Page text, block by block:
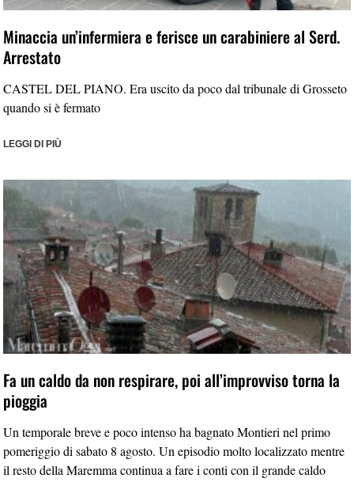
Minaccia un’infermiera e ferisce un carabiniere al Serd.
Arrestato
CASTEL DEL PIANO. Era uscito da poco dal tribunale di Grosseto
quando si è fermato
LEGGI DI PIÙ
Fa un caldo da non respirare, poi all’improvviso torna la
pioggia
Un temporale breve e poco intenso ha bagnato Montieri nel primo
pomeriggio di sabato 8 agosto. Un episodio molto localizzato mentre
il resto della Maremma continua a fare i conti con il grande caldo